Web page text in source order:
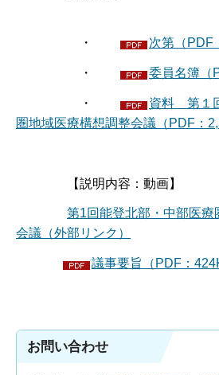
・ 次第（PDF
・ 委員名簿（
・
資料 第１
圏地域医療構想調整会議（PDF：
【説明内容：動画】
第1回能登北部・中部医療
会議（外部リンク）
議事要旨（PDF：
お問い合わせ